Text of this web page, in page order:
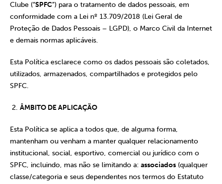
Clube (“SPFC”) para o tratamento de dados pessoais, em
conformidade com a Lei nº 13.709/2018 (Lei Geral de
Proteção de Dados Pessoais – LGPD), o Marco Civil da Internet
e demais normas aplicáveis.
Esta Política esclarece como os dados pessoais são coletados,
utilizados, armazenados, compartilhados e protegidos pelo
SPFC.
ÂMBITO DE APLICAÇÃO
Esta Política se aplica a todos que, de alguma forma,
mantenham ou venham a manter qualquer relacionamento
institucional, social, esportivo, comercial ou jurídico com o
SPFC, incluindo, mas não se limitando a: associados (qualquer
classe/categoria e seus dependentes nos termos do Estatuto